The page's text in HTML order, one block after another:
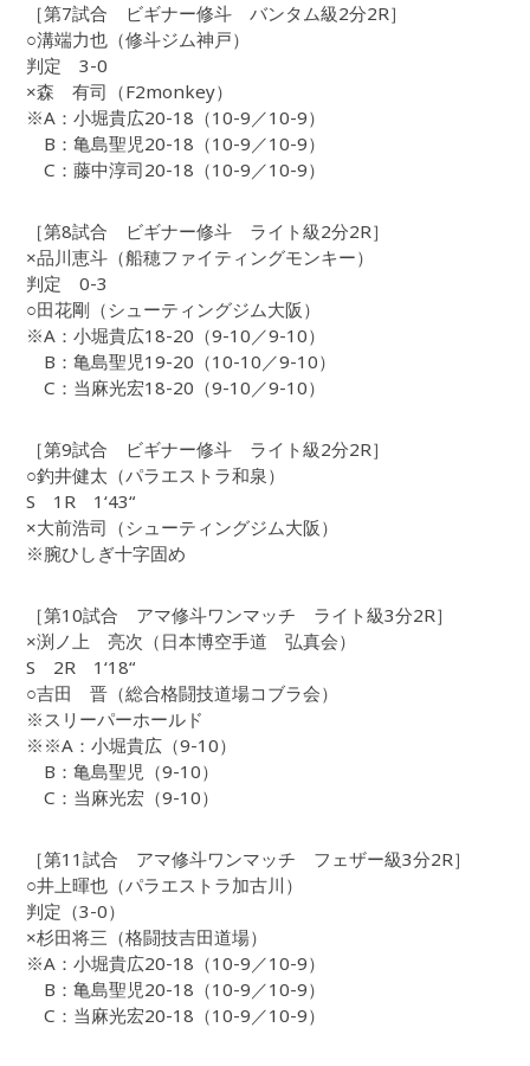
［第7試合 ビギナー修斗 バンタム級2分2R］
○溝端力也（修斗ジム神戸）
判定 3-0
×森 有司（F2monkey）
※A：小堀貴広20-18（10-9／10-9）
B：亀島聖児20-18（10-9／10-9）
C：藤中淳司20-18（10-9／10-9）
［第8試合 ビギナー修斗 ライト級2分2R］
×品川恵斗（船穂ファイティングモンキー）
判定 0-3
○田花剛（シューティングジム大阪）
※A：小堀貴広18-20（9-10／9-10）
B：亀島聖児19-20（10-10／9-10）
C：当麻光宏18-20（9-10／9-10）
［第9試合 ビギナー修斗 ライト級2分2R］
○釣井健太（パラエストラ和泉）
S 1R 1‘43“
×大前浩司（シューティングジム大阪）
※腕ひしぎ十字固め
［第10試合 アマ修斗ワンマッチ ライト級3分2R］
×渕ノ上 亮次（日本博空手道 弘真会）
S 2R 1‘18“
○吉田 晋（総合格闘技道場コブラ会）
※スリーパーホールド
※※A：小堀貴広（9-10）
B：亀島聖児（9-10）
C：当麻光宏（9-10）
［第11試合 アマ修斗ワンマッチ フェザー級3分2R］
○井上暉也（パラエストラ加古川）
判定（3-0）
×杉田将三（格闘技吉田道場）
※A：小堀貴広20-18（10-9／10-9）
B：亀島聖児20-18（10-9／10-9）
C：当麻光宏20-18（10-9／10-9）